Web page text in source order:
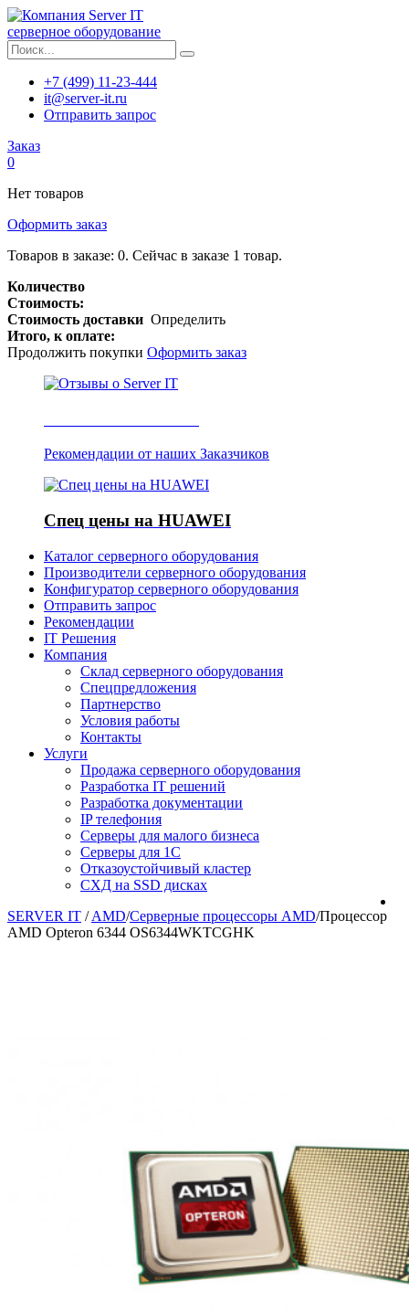
серверное оборудование
+7 (499) 11-23-444
it@server-it.ru
Отправить запрос
Заказ
0
Нет товаров
Оформить заказ
Товаров в заказе: 0. Сейчас в заказе 1 товар.
Количество
Стоимость:
Стоимость доставки Определить
Итого, к оплате:
Продолжить покупки Оформить заказ
Рекомендации от наших Заказчиков
Спец цены на HUAWEI
Каталог серверного оборудования
Производители серверного оборудования
Конфигуратор серверного оборудования
Отправить запрос
Рекомендации
IT Решения
Компания
Склад серверного оборудования
Спецпредложения
Партнерство
Условия работы
Контакты
Услуги
Продажа серверного оборудования
Разработка IT решений
Разработка документации
IP телефония
Серверы для малого бизнеса
Серверы для 1С
Отказоустойчивый кластер
СХД на SSD дисках
SERVER IT / AMD/Серверные процессоры AMD/Процессор
AMD Opteron 6344 OS6344WKTCGHK